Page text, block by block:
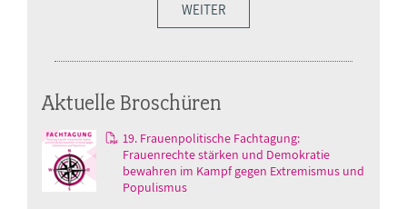
WEITER
Aktuelle Broschüren
19. Frauenpolitische Fachtagung:
Frauenrechte stärken und Demokratie
bewahren im Kampf gegen Extremismus und
Populismus